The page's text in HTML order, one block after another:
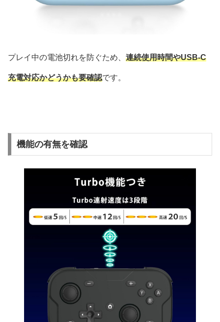
プレイ中の電池切れを防ぐため、 連続使用時間やUSB-C
充電対応かどうかも要確認です。
機能の有無を確認